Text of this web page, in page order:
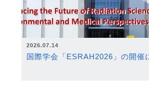
2026.07.14
国際学会「ESRAH2026」の開催